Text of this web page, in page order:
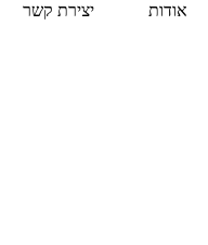
אודות יצירת קשר